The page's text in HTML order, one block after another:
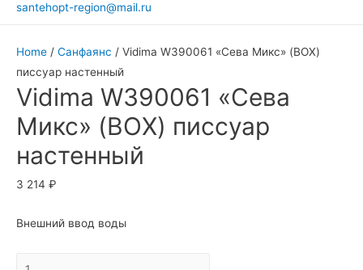
santehopt-region@mail.ru
Home / Санфаянс / Vidima W390061 «Сева Микс» (BOX)
писсуар настенный
Vidima W390061 «Сева
Микс» (BOX) писсуар
настенный
3 214 ₽
Внешний ввод воды
Vidima